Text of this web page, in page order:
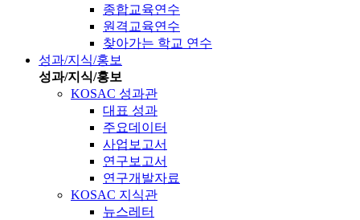
종합교육연수
원격교육연수
찾아가는 학교 연수
성과/지식/홍보
성과/지식/홍보
KOSAC 성과관
대표 성과
주요데이터
사업보고서
연구보고서
연구개발자료
KOSAC 지식관
뉴스레터